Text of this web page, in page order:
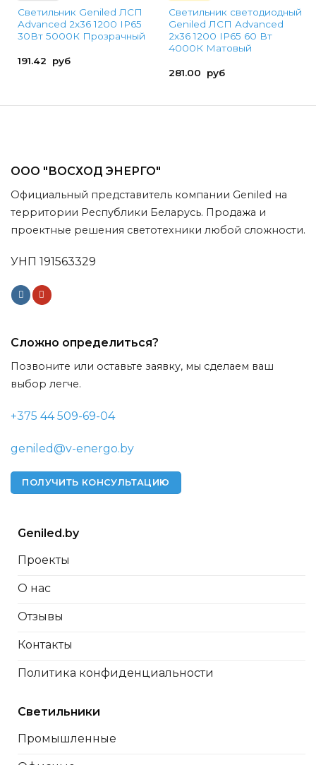
Светильник Geniled ЛСП
Advanced 2х36 1200 IP65
30Вт 5000К Прозрачный
191.42 руб
Светильник светодиодный
Geniled ЛСП Advanced
2х36 1200 IP65 60 Вт
4000К Матовый
281.00 руб
ООО "ВОСХОД ЭНЕРГО"
Официальный представитель компании Geniled на
территории Республики Беларусь. Продажа и
проектные решения светотехники любой сложности.
УНП 191563329
Geniled.by
Проекты
О нас
Отзывы
Контакты
Политика конфиденциальности
Светильники
Промышленные
Сложно определиться?
Позвоните или оставьте заявку, мы сделаем ваш
выбор легче.
+375 44 509-69-04
geniled@v-energo.by
ПОЛУЧИТЬ КОНСУЛЬТАЦИЮ